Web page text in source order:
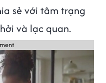
sẻ với tâm trạng
và lạc quan.